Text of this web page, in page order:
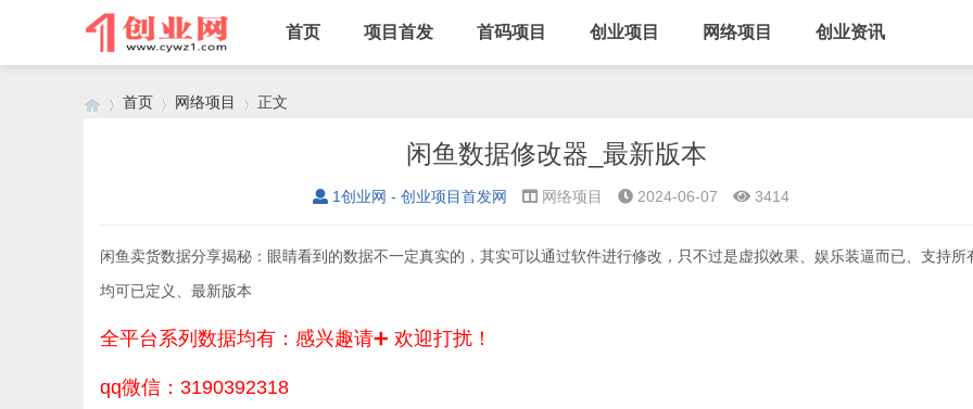
首页 项目首发 首码项目 创业项目 网络项目 创业资讯
首页 网络项目 正文
闲鱼数据修改器_最新版本
1创业网 - 创业项目首发网 网络项目 2024-06-07 3414
闲鱼卖货数据分享揭秘：眼睛看到的数据不一定真实的，其实可以通过软件进行修改，只不过是虚拟效果、娱乐装逼而已、支持所
均可已定义、最新版本
全平台系列数据均有：感兴趣请➕ 欢迎打扰！
qq微信：3190392318